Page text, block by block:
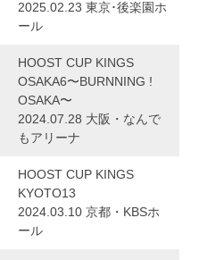
2025.02.23 東京･後楽園ホ
ール
HOOST CUP KINGS
OSAKA6〜BURNNING !
OSAKA〜
2024.07.28 大阪・なんで
もアリーナ
HOOST CUP KINGS
KYOTO13
2024.03.10 京都・KBSホ
ール